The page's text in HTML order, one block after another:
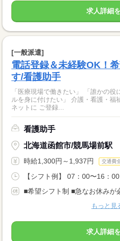
求人詳細
[一般派遣]
電話登録＆未経験OK！
す/看護助手
「医療現場で働きたい」 「誰かの
ルを身に付けたい」 介護・看護・福祉のお仕事なら、 ぜひニッソー
ネットに ご登録...
看護助手
北海道函館市/競馬場前駅
時給1,300円～1,937円 交通費
【シフト例】 07：00〜16：
■希望シフト制 ■急なお休みが
もっと見
求人詳細